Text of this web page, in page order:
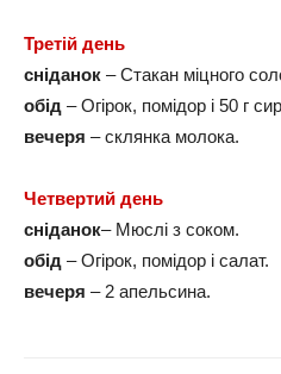
Третій день
сніданок – Стакан міцного
обід – Огірок, помідор і 50 г
вечеря – склянка молока.
Четвертий день
сніданок– Мюслі з соком.
обід – Огірок, помідор і салат.
вечеря – 2 апельсина.